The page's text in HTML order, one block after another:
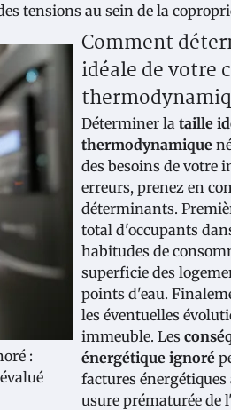
tensions au sein de la
:
Comment
idéale de votre
Déterminer la taille
thermodynamique
des besoins de votre
erreurs, prenez en
déterminants.
total d'occupants
habitudes de
superficie des
points d'eau.
les éventuelles
immeuble. Les
énergétique ignoré
factures
usure prématurée de